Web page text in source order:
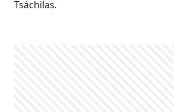
Tsáchilas.